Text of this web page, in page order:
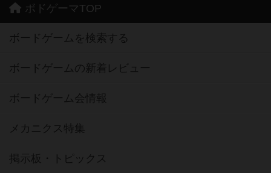
ボドゲーマTOP
ボードゲームを検索する
ボードゲームの新着レビュー
ボードゲーム会情報
メカニクス特集
掲示板・トピックス